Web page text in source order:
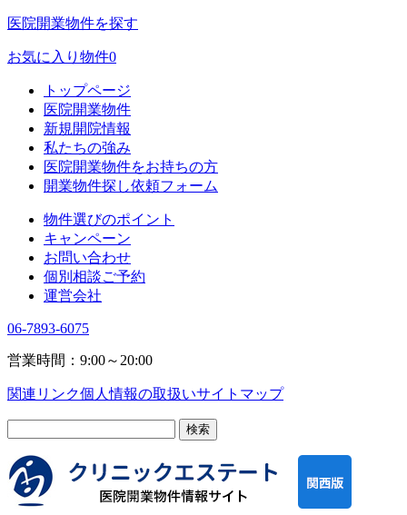
医院開業物件を探す
お気に入り物件0
トップページ
医院開業物件
新規開院情報
私たちの強み
医院開業物件をお持ちの方
開業物件探し依頼フォーム
物件選びのポイント
キャンペーン
お問い合わせ
個別相談ご予約
運営会社
06-7893-6075
営業時間：9:00～20:00
関連リンク個人情報の取扱いサイトマップ